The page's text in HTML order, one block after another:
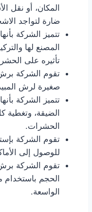
المكان، أو نقل
ضارة لتواجد
تتميز الشركة
المصنع لها
تأثيره على
تقوم الشركة
صغيرة لرش
تتميز الشركة
الضيقة، وتغطية
الحشرات.
تقوم الشركة
للوصول إلى
تقوم الشركة برش
الحجم باستخدام
الواسعة.